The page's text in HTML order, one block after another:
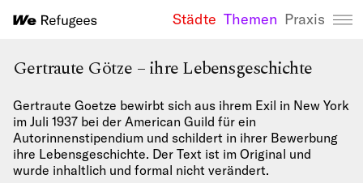
We Refugees
Städte Themen Praxis
Gertraute Götze – ihre Lebensgeschichte
Gertraute Goetze bewirbt sich aus ihrem Exil in New York
im Juli 1937 bei der American Guild für ein
Autorinnenstipendium und schildert in ihrer Bewerbung
ihre Lebensgeschichte. Der Text ist im Original und
wurde inhaltlich und formal nicht verändert.